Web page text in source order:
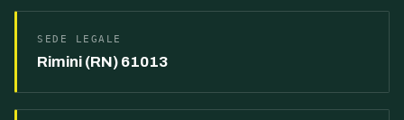
SEDE LEGALE
Rimini (RN) 61013